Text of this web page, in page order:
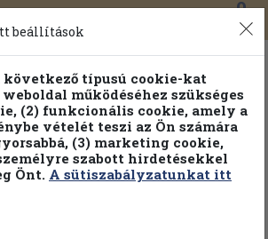
0
több mint 30 000 kötet közül
témakörökben20% kedvezménnyel!
beállítások
következő típusú cookie-kat
működéséhez szükséges
(2) funkcionális cookie, amely a
vételét teszi az Ön számára
(3) marketing cookie,
szabott hirdetésekkel
Önt. A sütiszabályzatunkat itt